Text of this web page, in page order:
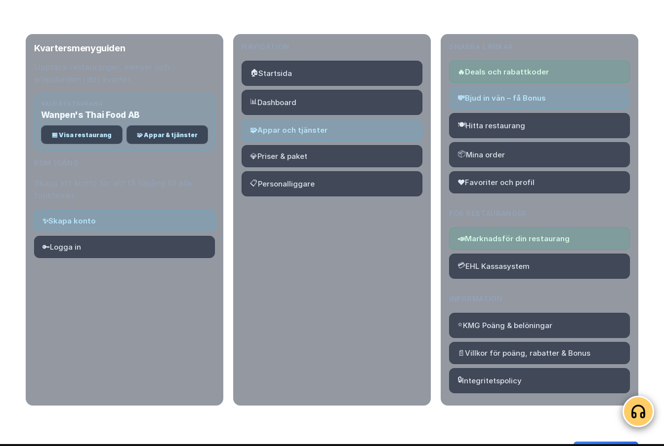
Kvartersmenyguiden
Wanpen's Thai Food AB
🏪 Visa restaurang 🧩 Appar & tjänster
✨Skapa konto
🔑Logga in
🏠Startsida
📊Dashboard
🧩Appar och tjänster
💎Priser & paket
📋Personalliggare
🔥Deals och rabattkoder
💸Bjud in vän – få Bonus
🍽️Hitta restaurang
📦Mina order
❤️Favoriter och profil
📣Marknadsför din restaurang
💳EHL Kassasystem
⭐KMG Poäng & belöningar
📄Villkor för poäng, rabatter & Bonus
🔒Integritetspolicy